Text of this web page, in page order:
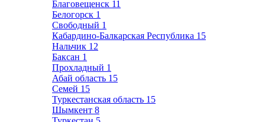
Благовещенск 11
Белогорск 1
Свободный 1
Кабардино-Балкарская Республика 15
Нальчик 12
Баксан 1
Прохладный 1
Абай область 15
Семей 15
Туркестанская область 15
Шымкент 8